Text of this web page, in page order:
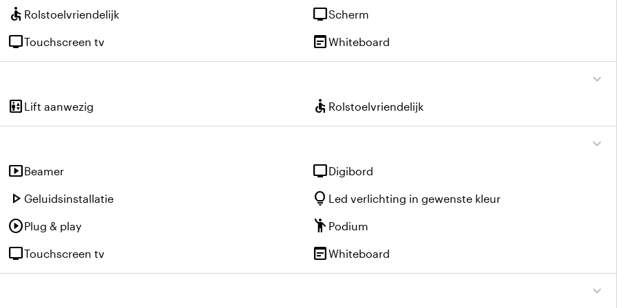
accessible Rolstoelvriendelijk tvScherm
tvTouchscreen tv wysiwygWhiteboard
expand_more
elevator Lift aanwezig accessible Rolstoelvriendelijk
expand_more
smart_displayBeamer tvDigibord
play_arrow Geluidsinstallatie lightbulb Led verlichting in gewenste kleur
play_circlePlug & play emoji_people Podium
tvTouchscreen tv wysiwygWhiteboard
expand_more